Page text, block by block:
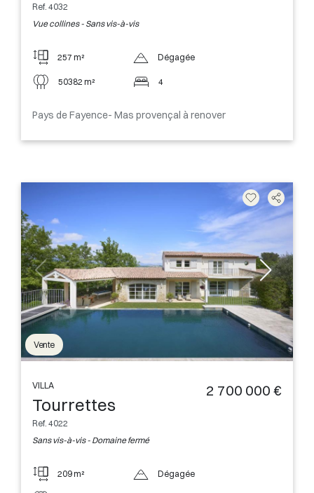
Ref. 4032
Vue collines - Sans vis-à-vis
257 m²
50382 m²
Dégagée
4
Pays de Fayence- Mas provençal à renover
Vente
VILLA
Tourrettes
Ref. 4022
Sans vis-à-vis - Domaine fermé
2 700 000 €
209 m² Dégagée